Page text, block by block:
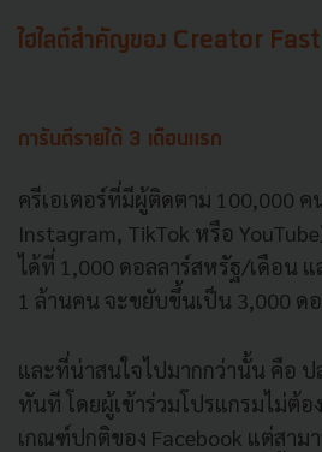
ไฮไลต์สำคัญของ Creator
การันตีรายได้ 3 เดือนแรก
ครีเอเตอร์ที่มีผู้ติดตาม 100,000
Instagram, TikTok หรือ
ได้ที่ 1,000 ดอลลาร์สหรัฐ/เดือน
1 ล้านคน จะขยับขึ้นเป็น 3,000 ด
และที่น่าสนใจไปมากกว่านั้น คือ ป
ทันที โดยผู้เข้าร่วมโปรแกรมไม่ต้
เกณฑ์ปกติของ Facebook แต่สาม